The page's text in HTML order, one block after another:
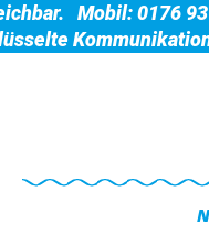
Mobil: 0176